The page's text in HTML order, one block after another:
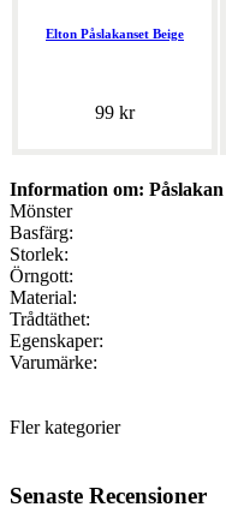
Elton Påslakanset Beige
99 kr
Information om: Påslakan
Mönster
Basfärg:
Storlek:
Örngott:
Material:
Trådtäthet:
Egenskaper:
Varumärke:
Fler kategorier
Senaste Recensioner